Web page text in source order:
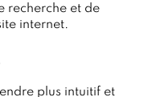
recherche et de
internet.
plus intuitif et